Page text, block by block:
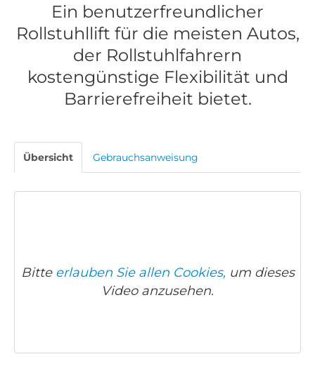
Ein benutzerfreundlicher
Rollstuhllift für die meisten Autos,
der Rollstuhlfahrern
kostengünstige Flexibilität und
Barrierefreiheit bietet.
Übersicht Gebrauchsanweisung
Bitte erlauben Sie allen Cookies, um dieses
Video anzusehen.